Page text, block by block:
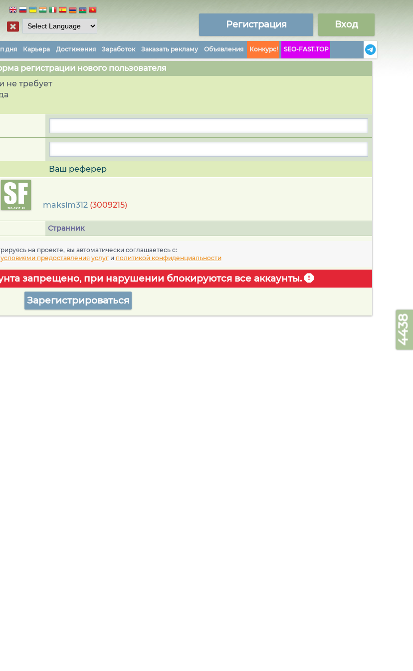
Регистрация Вход
дня Карьера Достижения Заработок Заказать рекламу Объявления Конкурс! SEO-FAST.TOP
регистрации нового пользователя
не требует
Ваш реферер
maksim312 (3009215)
Странник
на проекте, вы автоматически соглашаетесь c:
условиями предоставления услуги политикой конфиденциальности
запрещено, при нарушении блокируются все аккаунты.
Зарегистрироваться
4438